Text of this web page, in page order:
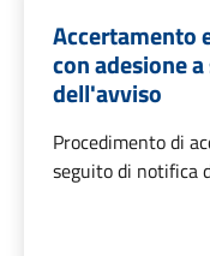
Accertamento
con adesione
dell'avviso
Procedimento di
seguito di notifica